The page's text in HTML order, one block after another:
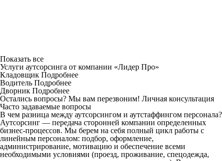
Показать все
Услуги аутсорсинга от компании «Лидер Про»
Кладовщик Подробнее
Водитель Подробнее
Дворник Подробнее
Остались вопросы? Мы вам перезвоним! Личная консультация
Часто задаваемые вопросы
В чем разница между аутсорсингом и аутстаффингом персонала?
Аутсорсинг — передача сторонней компании определенных
бизнес-процессов. Мы берем на себя полный цикл работы с
линейным персоналом: подбор, оформление,
администрирование, мотивацию и обеспечение всеми
необходимыми условиями (проезд, проживание, спецодежда,